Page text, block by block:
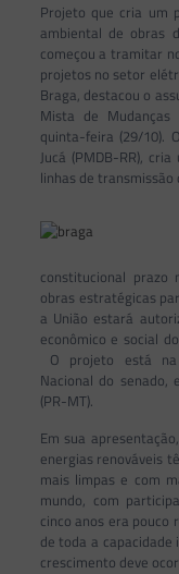
Projeto que cria um
ambiental de obras
começou a tramitar
projetos no setor
Braga, destacou o
Mista de Mudanças
quinta-feira (29/10).
Jucá (PMDB-RR),
linhas de
constitucional prazo
obras estratégicas
a União estará
econômico e social
O projeto está na
Nacional do
(PR-MT).
Em sua
energias renováveis
mais limpas e com
mundo, com
cinco anos era pouco
de toda a capacidade
crescimento deve